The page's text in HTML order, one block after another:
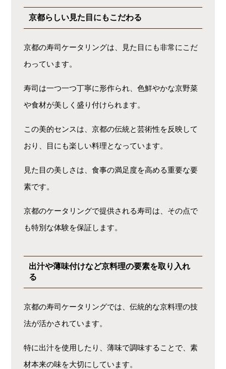
京都らしい見た目にもこだわる
京都の寿司ケータリングは、見た目にも非常にこだ
わっています。
寿司は一つ一つ丁寧に形作られ、色鮮やかな京野菜
や食材が美しく盛り付けられます。
この美的センスは、京都の伝統と芸術性を反映して
おり、目にも楽しい料理となっています。
見た目の美しさは、食事の満足度を高める重要な要
素です。
京都のケータリングで提供される寿司は、その点で
も特別な体験を保証します。
出汁や薄味付けなど京料理の要素を取り入れ
る
京都の寿司ケータリングでは、伝統的な京料理の技
法が活かされています。
特に出汁を使用したり、薄味で調味することで、素
材本来の味を大切にしています。